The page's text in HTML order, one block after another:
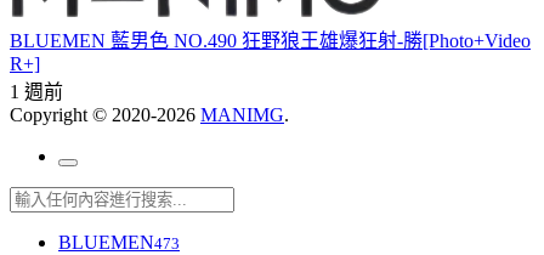
BLUEMEN 藍男色 NO.490 狂野狼王雄爆狂射-勝[Photo+Video
R+]
1 週前
Copyright © 2020-2026 MANIMG.
BLUEMEN473